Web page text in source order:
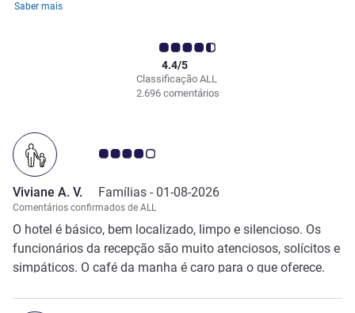
Saber mais
Classificação ALL
4.4/5
2.696 comentários
Nota clientes Avis 4.0/5
Viviane A. V. Famílias - 01-08-2026
Comentários confirmados de ALL
O hotel é básico, bem localizado, limpo e silencioso. Os
funcionários da recepção são muito atenciosos, solícitos e
simpáticos. O café da manha é caro para o que oferece.